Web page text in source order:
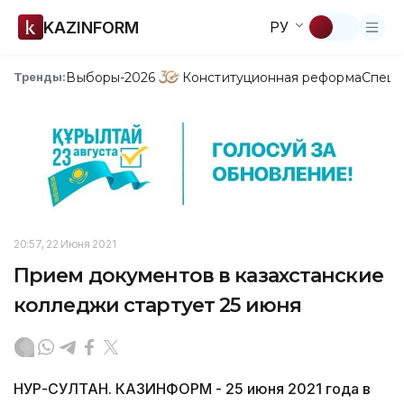
KAZINFORM РУ
Тренды:Выборы-2026 Конституционная реформа
20:57, 22 Июня 2021
Прием документов в казахстанские
колледжи стартует 25 июня
НУР-СУЛТАН. КАЗИНФОРМ - 25 июня 2021 года в